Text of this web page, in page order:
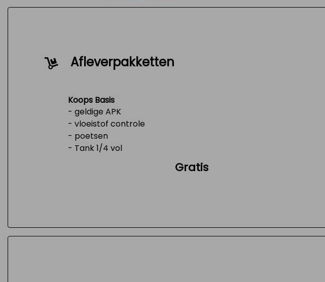
Afleverpakketten
Koops Basis
- geldige APK
- vloeistof controle
- poetsen
- Tank 1/4 vol
Gratis